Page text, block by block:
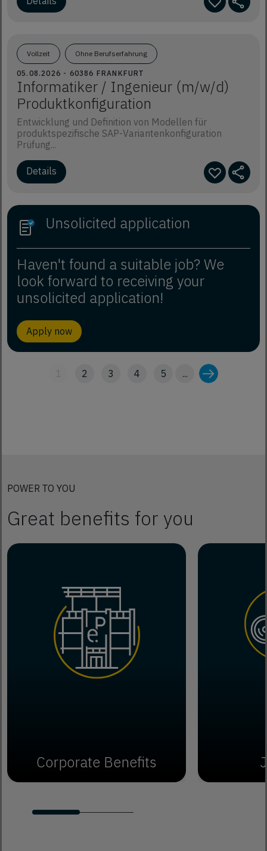
Vollzeit Ohne Berufserfahrung
05.08.2026 - 60386 FRANKFURT
Informatiker / Ingenieur (m/w/d)
Produktkonfiguration
Entwicklung und Definition von Modellen für
produktspezifische SAP-Variantenkonfiguration
Prüfung...
Details
Unsolicited application
Haven't found a suitable job? We
look forward to receiving your
unsolicited application!
Apply now
1 2 3 4 5 ...
POWER TO YOU
Great benefits for you
Corporate Benefits